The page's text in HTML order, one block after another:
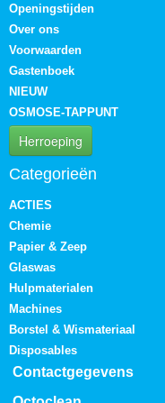
Openingstijden
Over ons
Voorwaarden
Gastenboek
NIEUW
OSMOSE-TAPPUNT
Herroeping
Categorieën
ACTIES
Chemie
Papier & Zeep
Glaswas
Hulpmaterialen
Machines
Borstel & Wismateriaal
Disposables
Contactgegevens